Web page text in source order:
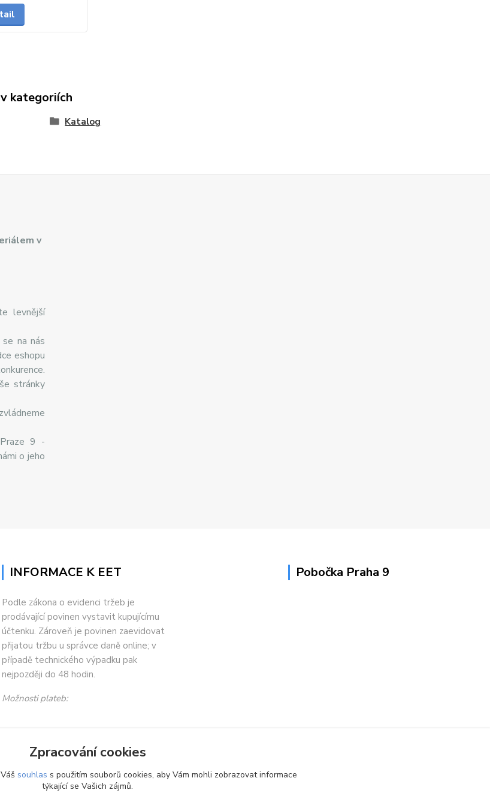
kategoriích
Katalog
v
levnější
na nás
eshopu
stránky
9 -
o jeho
INFORMACE K EET
Podle zákona o evidenci tržeb je
prodávající povinen vystavit kupujícímu
účtenku. Zároveň je povinen zaevidovat
přijatou tržbu u správce daně online; v
případě technického výpadku pak
nejpozději do 48 hodin.
Možnosti plateb:
Pobočka Praha 9
Zpracování cookies
souhlas s použitím souborů cookies, aby Vám mohli zobrazovat informace
týkající se Vašich zájmů.